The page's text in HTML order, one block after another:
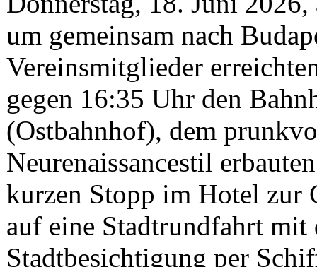
um gemeinsam nach
Vereinsmitglieder
gegen 16:35 Uhr den
(Ostbahnhof), dem
Neurenaissancestil
kurzen Stopp im Hotel zur
auf eine Stadtrundfahrt mit
Stadtbesichtigung per